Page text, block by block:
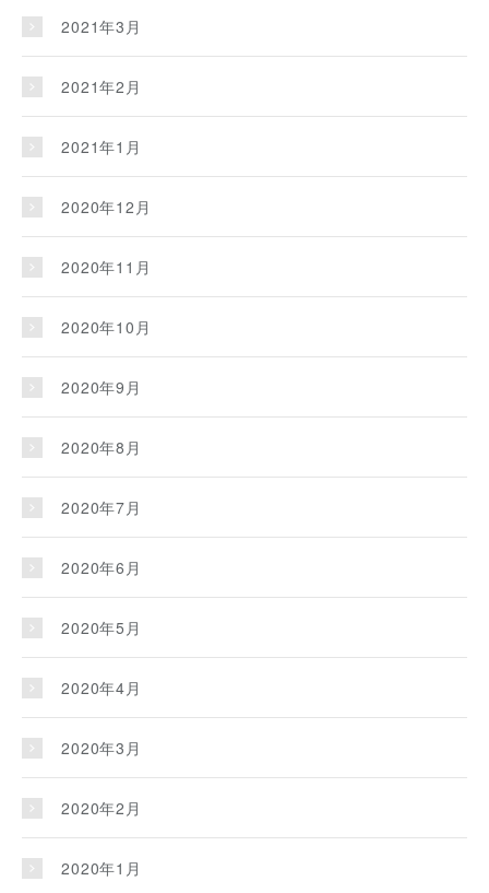
2021年3月
2021年2月
2021年1月
2020年12月
2020年11月
2020年10月
2020年9月
2020年8月
2020年7月
2020年6月
2020年5月
2020年4月
2020年3月
2020年2月
2020年1月